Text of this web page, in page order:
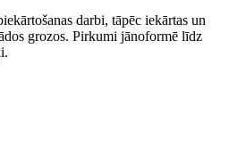
darbi, tāpēc iekārtas un
grozos. Pirkumi jānoformē līdz